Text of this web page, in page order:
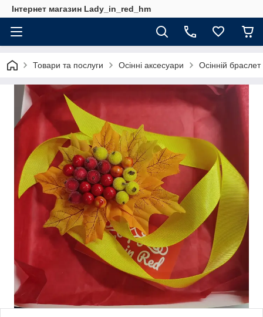
Інтернет магазин Lady_in_red_hm
Товари та послуги Осінні аксесуари Осінній